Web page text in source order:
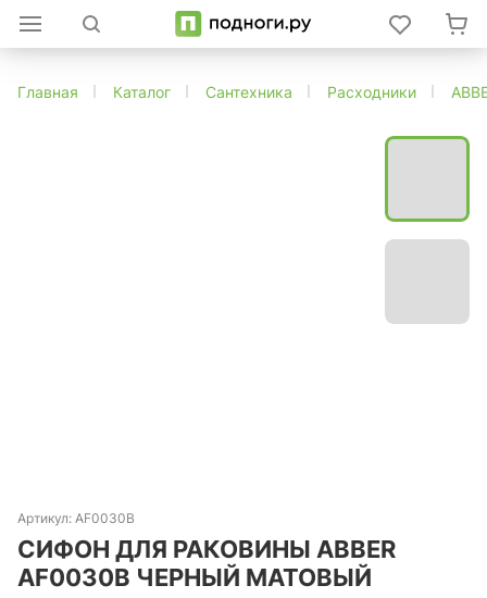
Главная Каталог Сантехника Расходники
Артикул: AF0030B
СИФОН ДЛЯ РАКОВИНЫ ABBER
AF0030B ЧЕРНЫЙ МАТОВЫЙ